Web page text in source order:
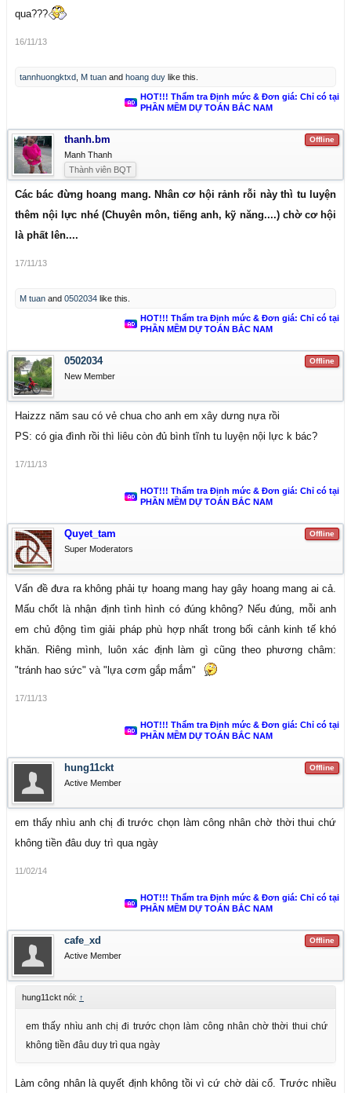
qua???
16/11/13
tannhuongktxd M tuan and hoang duy like this.
HOT!!! Thẩm tra Định mức & Đơn giá: Chỉ có tại
PHẦN MỀM DỰ TOÁN BẮC NAM
Offline
thanh.bm
Manh Thanh
Thành viên BQT
Các bác đừng hoang mang. Nhân cơ hội rảnh rỗi này thì tu luyện
thêm nội lực nhé (Chuyên môn, tiếng anh, kỹ năng....) chờ cơ hội
là phất lên....
17/11/13
M tuan and 0502034 like this.
HOT!!! Thẩm tra Định mức & Đơn giá: Chỉ có tại
PHẦN MỀM DỰ TOÁN BẮC NAM
Offline
0502034
New Member
Haizzz năm sau có vẻ chua cho anh em xây dưng nựa rồi
PS: có gia đình rồi thì liêu còn đủ bình tĩnh tu luyện nội lực k bác?
17/11/13
HOT!!! Thẩm tra Định mức & Đơn giá: Chỉ có tại
PHẦN MỀM DỰ TOÁN BẮC NAM
Offline
Quyet_tam
Super Moderators
Vấn đề đưa ra không phải tự hoang mang hay gây hoang mang ai cả.
Mấu chốt là nhận định tình hình có đúng không? Nếu đúng, mỗi anh
em chủ động tìm giải pháp phù hợp nhất trong bối cảnh kinh tế khó
khăn. Riêng mình, luôn xác định làm gì cũng theo phương châm:
"tránh hao sức" và "lựa cơm gắp mắm"
17/11/13
HOT!!! Thẩm tra Định mức & Đơn giá: Chỉ có tại
PHẦN MỀM DỰ TOÁN BẮC NAM
Offline
hung11ckt
Active Member
em thấy nhìu anh chị đi trước chọn làm công nhân chờ thời thui chứ
không tiền đâu duy trì qua ngày
11/02/14
HOT!!! Thẩm tra Định mức & Đơn giá: Chỉ có tại
PHẦN MỀM DỰ TOÁN BẮC NAM
Offline
cafe_xd
Active Member
hung11ckt nói: ↑
em thấy nhìu anh chị đi trước chọn làm công nhân chờ thời thui chứ
không tiền đâu duy trì qua ngày
Làm công nhân là quyết định không tồi vì cứ chờ dài cổ. Trước nhiều